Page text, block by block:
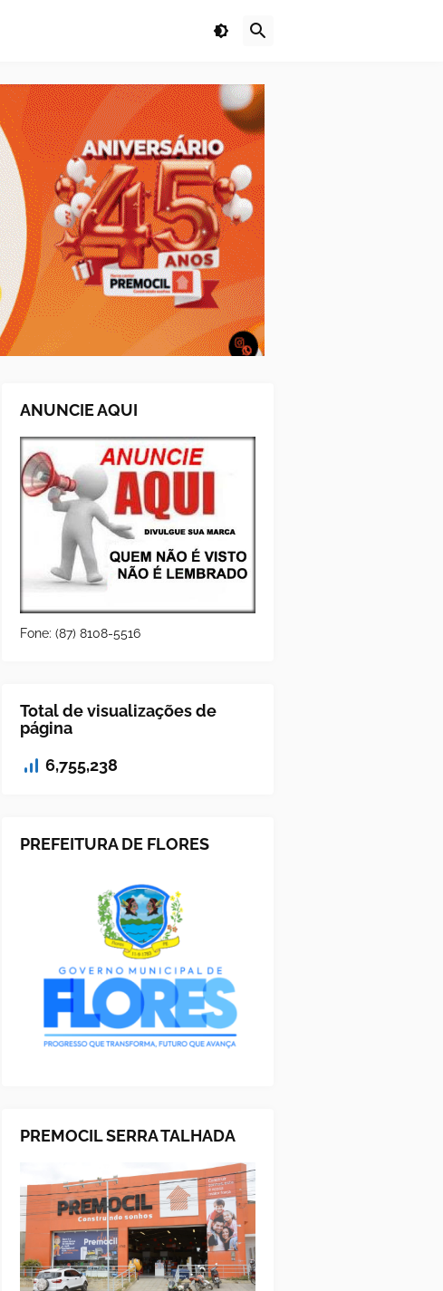
ANUNCIE AQUI
Fone: (87) 8108-5516
Total de visualizações de
página
6,755,238
PREFEITURA DE FLORES
PREMOCIL SERRA TALHADA